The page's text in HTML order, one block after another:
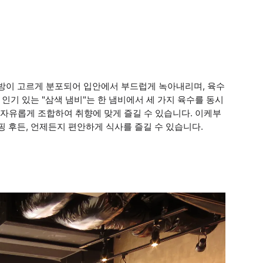
고르게 분포되어 입안에서 부드럽게 녹아내리며, 육수
기 있는 "삼색 냄비"는 한 냄비에서 세 가지 육수를 동시
유롭게 조합하여 취향에 맞게 즐길 수 있습니다. 이케부
후든, 언제든지 편안하게 식사를 즐길 수 있습니다.